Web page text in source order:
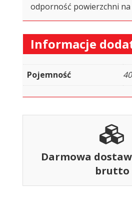
odporność powierzchni
Informacje
Pojemność
Darmowa
brutto